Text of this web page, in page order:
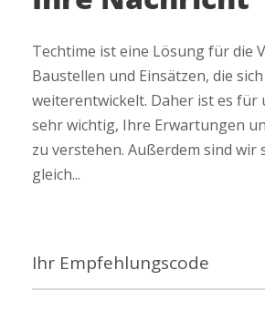
Techtime ist eine Lösung für die
Baustellen und Einsätzen, die
weiterentwickelt. Daher ist es für
sehr wichtig, Ihre Erwartungen
zu verstehen. Außerdem sind wir
gleich...